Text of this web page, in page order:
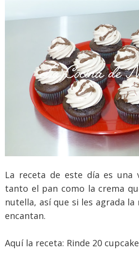
La receta de este día es una
tanto el pan como la crema
nutella, así que si les agrada
encantan.
Aquí la receta: Rinde 20